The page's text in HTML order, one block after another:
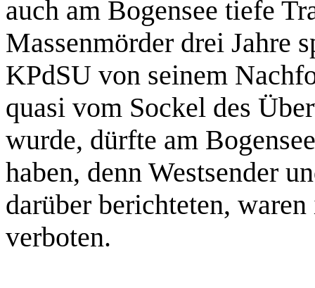
auch am Bogensee tiefe
Massenmörder drei Jahre
KPdSU von seinem
quasi vom Sockel des
wurde, dürfte am
haben, denn Westsender
darüber berichteten,
verboten.